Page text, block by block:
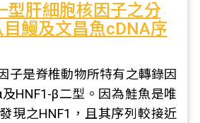
型肝細胞核因子之分
鰻及文昌魚cDNA序
子是脊椎動物所特有之轉錄因
HNF1-β二型。因為鮭魚是唯
現之HNF1，且其序列較接近